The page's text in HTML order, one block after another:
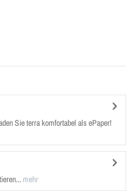
Sie terra komfortabel als ePaper!
mehr